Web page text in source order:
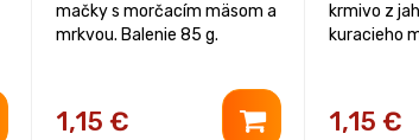
mačky s morčacím mäsom a
mrkvou. Balenie 85 g.
1,15 €
krmivo z
kuracieho
1,15 €